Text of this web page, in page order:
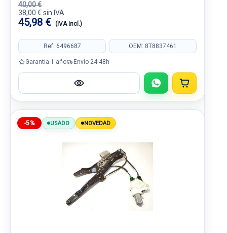
40,00 €
38,00 € sin IVA.
45,98 € (IVA incl.)
Ref: 6496687 OEM: 8T8837461
Garantía 1 año Envío 24-48h
-5% USADO NOVEDAD